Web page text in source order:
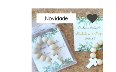
Novidade